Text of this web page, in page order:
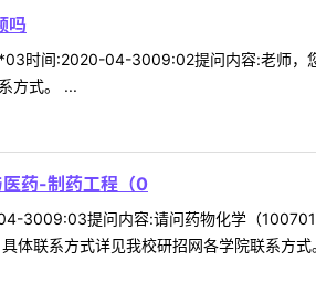
吗
时间:2020-04-3009:02提问内容:老师，
方式。 ...
药-制药工程（0
3009:03提问内容:请问药物化学（
体联系方式详见我校研招网各学院联系方式